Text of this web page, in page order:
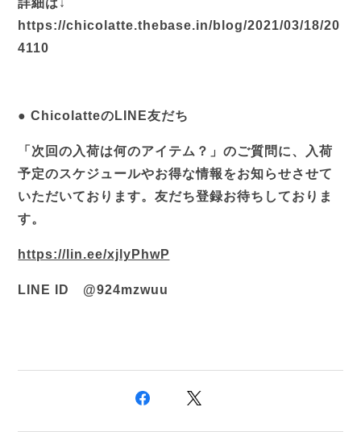
詳細は↓
https://chicolatte.thebase.in/blog/2021/03/18/20
4110
● ChicolatteのLINE友だち
「次回の入荷は何のアイテム？」のご質問に、入荷
予定のスケジュールやお得な情報をお知らせさせて
いただいております。友だち登録お待ちしておりま
す。
https://lin.ee/xjlyPhwP
LINE ID　@924mzwuu